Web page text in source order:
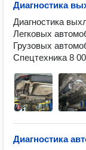
Диагностика
Диагностика
Легковых
Грузовых
Спецтехника 8
Диагностика